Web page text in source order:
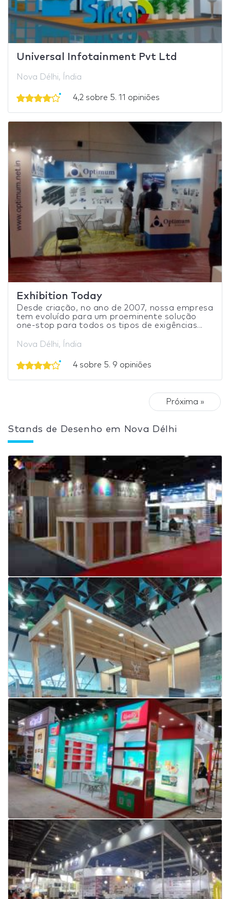
Universal Infotainment Pvt Ltd
Nova Délhi, Índia
4,2 sobre 5. 11 opiniões
Exhibition Today
Desde criação, no ano de 2007, nossa empresa
tem evoluído para um proeminente solução
one-stop para todos os tipos de exigências...
Nova Délhi, Índia
4 sobre 5. 9 opiniões
Próxima »
Stands de Desenho em Nova Délhi